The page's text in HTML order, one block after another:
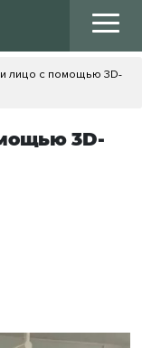
лицо с помощью 3D-
3D-